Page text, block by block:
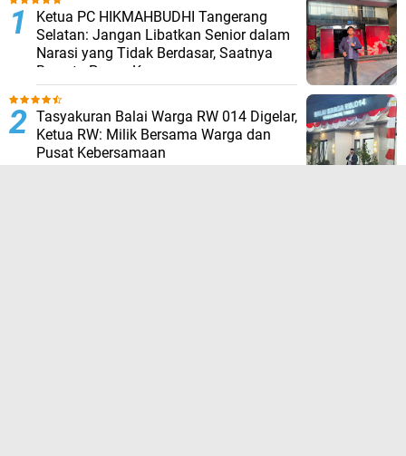
Ketua PC HIKMAHBUDHI Tangerang
Selatan: Jangan Libatkan Senior dalam
Narasi yang Tidak Berdasar, Saatnya
Bersatu Pasca Kongres
Tasyakuran Balai Warga RW 014 Digelar,
Ketua RW: Milik Bersama Warga dan
Pusat Kebersamaan